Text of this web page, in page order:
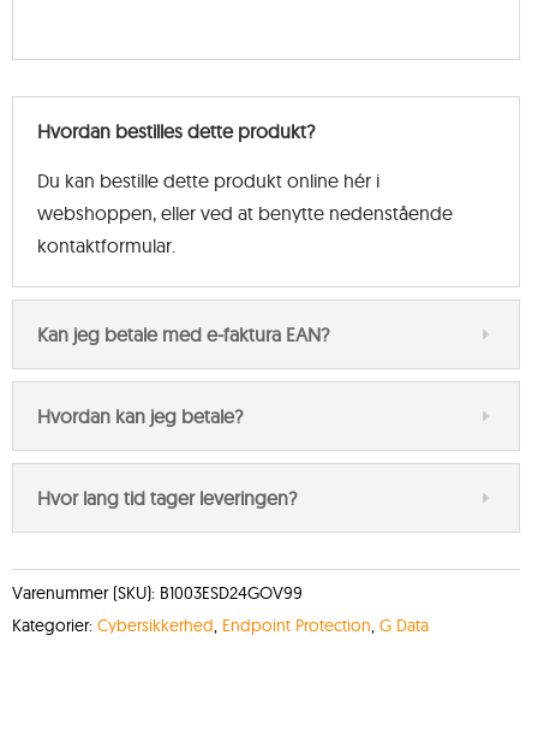
Hvordan bestilles dette produkt?
Du kan bestille dette produkt online hér i
webshoppen, eller ved at benytte nedenstående
kontaktformular.
Kan jeg betale med e-faktura EAN?
Hvordan kan jeg betale?
Hvor lang tid tager leveringen?
Varenummer (SKU): B1003ESD24GOV99
Kategorier: Cybersikkerhed, Endpoint Protection, G Data